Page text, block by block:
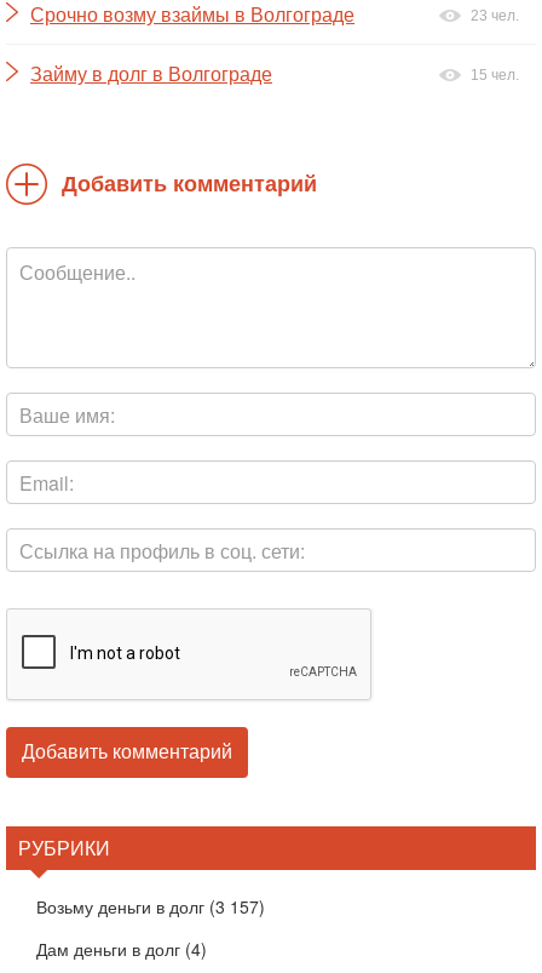
Срочно возму взаймы в Волгограде 23 чел.
Займу в долг в Волгограде 15 чел.
Добавить комментарий
РУБРИКИ
Возьму деньги в долг (3 157)
Дам деньги в долг (4)